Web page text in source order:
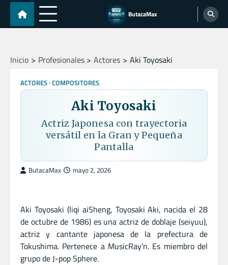
Skip
content
ButacaMax
Inicio Profesionales Actores Aki Toyosaki
ACTORES COMPOSITORES
Aki Toyosaki
Actriz Japonesa con trayectoria
versátil en la Gran y Pequeña
Pantalla
ButacaMax mayo 2, 2026
Aki Toyosaki (liqi aiSheng, Toyosaki Aki, nacida el 28
de octubre de 1986) es una actriz de doblaje (seiyuu),
actriz y cantante japonesa de la prefectura de
Tokushima. Pertenece a MusicRay’n. Es miembro del
grupo de J-pop Sphere.